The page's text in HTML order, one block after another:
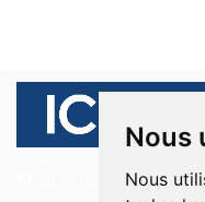
Nous
Nous
© 2026 Ici Beyrouth.